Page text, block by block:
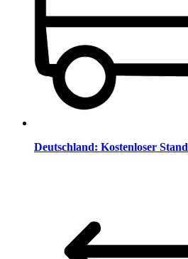
Deutschland: Kostenloser